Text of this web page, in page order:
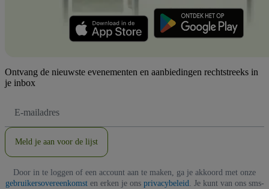
Ontvang de nieuwste evenementen en aanbiedingen rechtstreeks in
je inbox
mailadres
Meld je aan voor de lijst
Door in te loggen of een account aan te maken, ga je akkoord met onze
gebruikersovereenkomsten erken je ons privacybeleid. Je kunt van ons sms-